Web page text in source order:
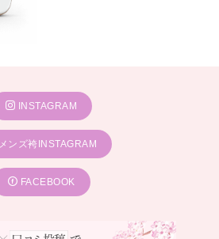
INSTAGRAM
メンズ袴INSTAGRAM
FACEBOOK